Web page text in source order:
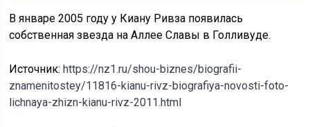
В январе 2005 году у Киану Ривза появилась
собственная звезда на Аллее Славы в Голливуде.
Источник:https://nz1.ru/shou-biznes/biografii-
znamenitostey/11816-kianu-rivz-biografiya-novosti-foto-
lichnaya-zhizn-kianu-rivz-2011.html